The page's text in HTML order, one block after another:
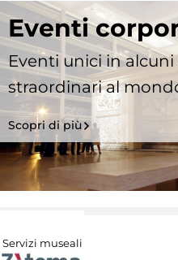
Eventi
Eventi unici in
straordinari al
Scopri di più
Servizi museali